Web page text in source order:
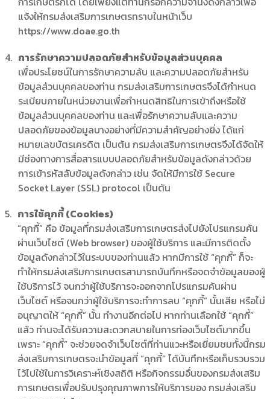
แจ้งให้กรมส่งเสริมการเกษตรทราบในหน้าเว็บ
https://www.doae.go.th
การรักษาความปลอดภัยสำหรับข้อมูลส่วนบุคคล
เพื่อประโยชน์ในการรักษาความลับ และความปลอดภัยสำหรับ
ข้อมูลส่วนบุคคลของท่าน กรมส่งเสริมการเกษตรจึงได้กำหนด
ระเบียบภายในหน่วยงานเพื่อกำหนดสิทธิในการเข้าถึงหรือใช้
ข้อมูลส่วนบุคคลของท่าน และเพื่อรักษาความลับและความ
ปลอดภัยของข้อมูลบางอย่างที่มีความสำคัญอย่างยิ่ง ได้แก่
หมายเลขบัตรเครดิต เป็นต้น กรมส่งเสริมการเกษตรจึงได้จัดให้
มีช่องทางการสื่อสารแบบปลอดภัยสำหรับข้อมูลดังกล่าวด้วย
การเข้ารหัสลับข้อมูลดังกล่าว เช่น จัดให้มีการใช้ Secure
Socket Layer (SSL) protocol เป็นต้น
การใช้คุกกี้ (Cookies)
“คุกกี้” คือ ข้อมูลที่กรมส่งเสริมการเกษตรส่งไปยังโปรแกรมค้น
ผ่านเว็บไซต์ (Web browser) ของผู้ใช้บริการ และมีการติดตั้ง
ข้อมูลดังกล่าวไว้ในระบบของท่านแล้ว หากมีการใช้ “คุกกี้” ก็จะ
ทำให้กรมส่งเสริมการเกษตรสามารถบันทึกหรือจดจำข้อมูลของผู้
ใช้บริการไว้ จนกว่าผู้ใช้บริการจะออกจากโปรแกรมค้นผ่าน
เว็บไซต์ หรือจนกว่าผู้ใช้บริการจะทำการลบ “คุกกี้” นั้นเสีย หรือไม่
อนุญาตให้ “คุกกี้” นั้น ทำงานอีกต่อไป หากท่านเลือกใช้ “คุกกี้”
แล้ว ท่านจะได้รับความสะดวกสบายในการท่องเว็บไซต์มากขึ้น
เพราะ “คุกกี้” จะช่วยจดจำเว็บไซต์ที่ท่านแวะหรือเยี่ยมชมทั้งนี้กรม
ส่งเสริมการเกษตรจะนำข้อมูลที่ “คุกกี้” ได้บันทึกหรือเก็บรวบรวม
ไว้ไปใช้ในการวิเคราะห์เชิงสถิติ หรือกิจกรรมอื่นของกรมส่งเสริม
การเกษตรเพื่อปรับปรุงคุณภาพการให้บริการของ กรมส่งเสริม